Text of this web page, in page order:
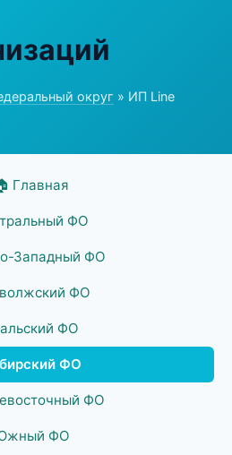
округ » ИП Line
Главная
ФО
Западный ФО
ФО
ФО
ФО
ФО
ФО